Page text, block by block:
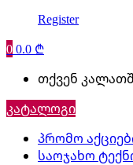
Register
00.0 ₾
თქვენ
კატალოგი
პრომო
საოჯახო